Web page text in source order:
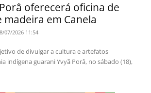
oferecerá oficina de
madeira em Canela
07/2026 11:54
de divulgar a cultura e artefatos
indígena guarani Yvyã Porâ, no sábado (18),